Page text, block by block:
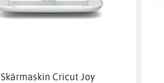
Skärmaskin Cricut Joy